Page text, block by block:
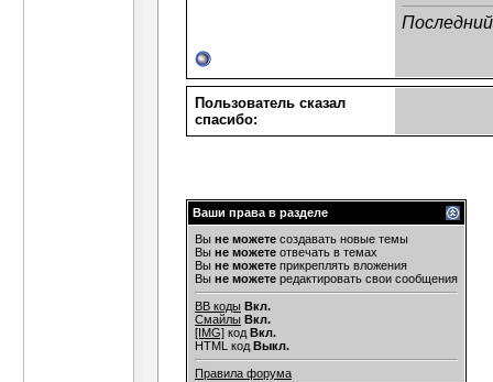
Пользователь сказал
cпасибо:
Ваши права в разделе
Вы не можете создавать новые темы
Вы не можете отвечать в темах
Вы не можете прикреплять вложения
Вы не можете редактировать свои сообщения
BB коды Вкл.
Смайлы Вкл.
[IMG] код Вкл.
HTML код Выкл.
Правила форума